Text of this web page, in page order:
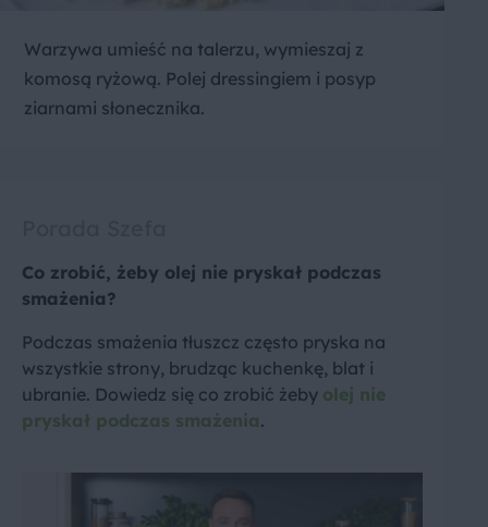
Warzywa umieść na talerzu, wymieszaj z
komosą ryżową. Polej dressingiem i posyp
ziarnami słonecznika.
Co zrobić, żeby olej nie pryskał podczas
smażenia?
Podczas smażenia tłuszcz często pryska na
wszystkie strony, brudząc kuchenkę, blat i
ubranie. Dowiedz się co zrobić żeby olej nie
pryskał podczas smażenia.